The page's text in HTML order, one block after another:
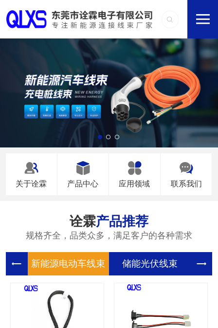
关于诠霖 产品中心 应用领域 联系我们
诠霖产品推荐
规格齐全，品类众多，满足客户的各种需求
新能源电 储能光伏